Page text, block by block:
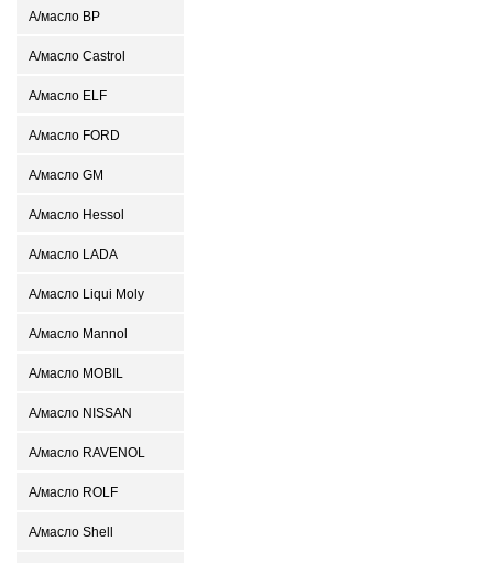
А/масло BP
А/масло Castrol
А/масло ELF
А/масло FORD
А/масло GM
А/масло Hessol
А/масло LADA
А/масло Liqui Moly
А/масло Mannol
А/масло MOBIL
А/масло NISSAN
А/масло RAVENOL
А/масло ROLF
А/масло Shell